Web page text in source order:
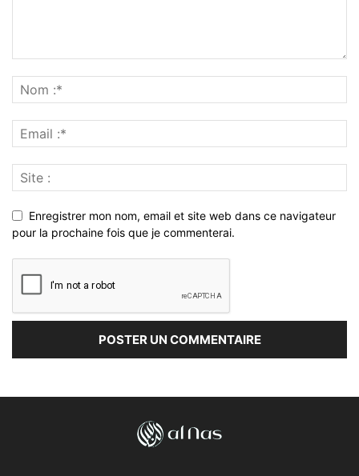
Enregistrer mon nom, email et site web dans ce navigateur
pour la prochaine fois que je commenterai.